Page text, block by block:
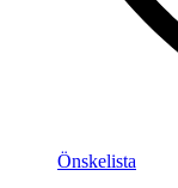
Önskelista